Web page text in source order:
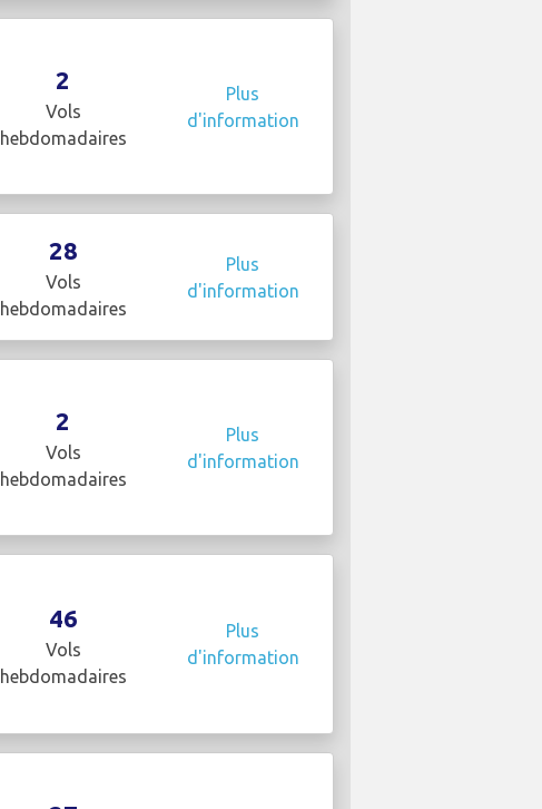
2
Vols
hebdomadaires
Plus
d'information
28
Vols
hebdomadaires
Plus
d'information
2
Vols
hebdomadaires
Plus
d'information
46
Vols
hebdomadaires
Plus
d'information